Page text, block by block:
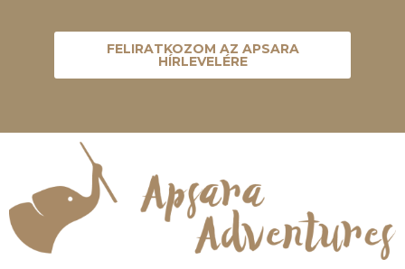
FELIRATKOZOM AZ APSARA
HÍRLEVELÉRE